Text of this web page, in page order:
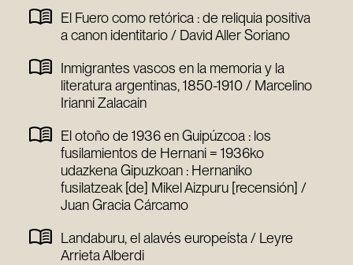
El Fuero como retórica : de reliquia positiva
a canon identitario / David Aller Soriano
Inmigrantes vascos en la memoria y la
literatura argentinas, 1850-1910 / Marcelino
Irianni Zalacain
El otoño de 1936 en Guipúzcoa : los
fusilamientos de Hernani = 1936ko
udazkena Gipuzkoan : Hernaniko
fusilatzeak [de] Mikel Aizpuru [recensión] /
Juan Gracia Cárcamo
Landaburu, el alavés europeísta / Leyre
Arrieta Alberdi